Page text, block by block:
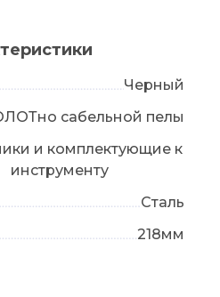
Черный
сабельной пелы
и комплектующие к
инструменту
Сталь
218мм